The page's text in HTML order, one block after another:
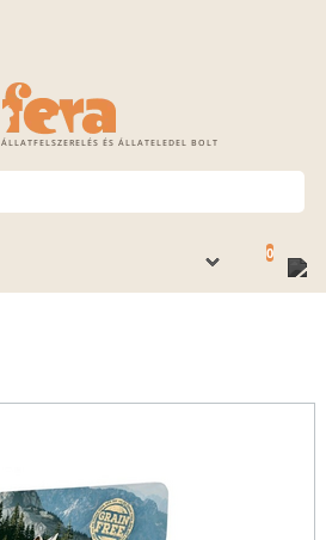
ÁLLATFELSZERELÉS ÉS ÁLLATELEDEL BOLT
0